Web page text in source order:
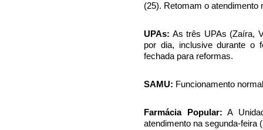
(25). Retomam o atendimento
UPAs: As três UPAs (Zaíra,
por dia, inclusive durante o
fechada para reformas.
SAMU: Funcionamento
Farmácia Popular: A
atendimento na segunda-feira